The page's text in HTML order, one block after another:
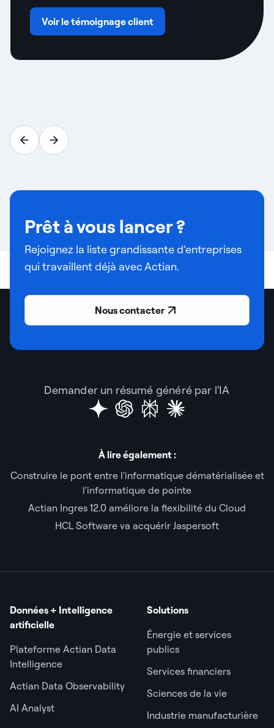
Voir le témoignage client
Prêt à vous lancer ?
Rejoignez la liste grandissante d’entreprises
qui travaillent déjà avec Actian.
Nous contacter
Demander un résumé généré par l'IA
À lire également :
Construire le pont entre l'informatique dématérialisée et
l'informatique de pointe
Actian Ingres 12.0 améliore la flexibilité du Cloud
HCL Software va acquérir Jaspersoft
Données + Intelligence
artificielle
Plateforme Actian Data
Intelligence
Actian Data Observability
AI Analyst
Solutions
Énergie et services
publics
Services financiers
Sciences de la vie
Industrie manufacturière